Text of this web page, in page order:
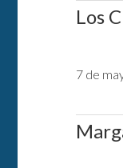
Los
7 de